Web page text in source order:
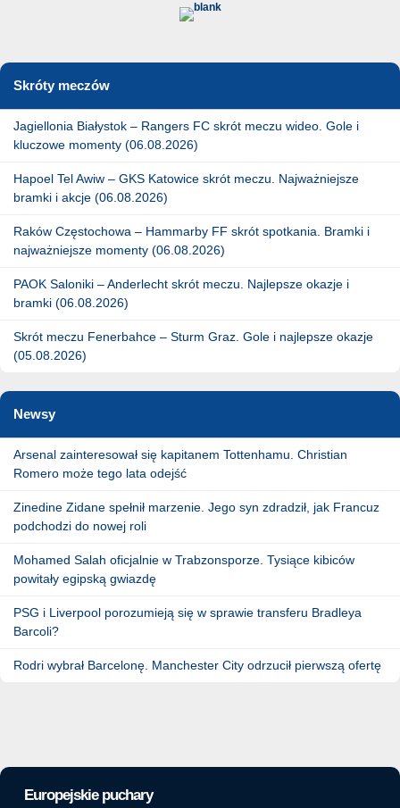
Skróty meczów
Jagiellonia Białystok – Rangers FC skrót meczu wideo. Gole i
kluczowe momenty (06.08.2026)
Hapoel Tel Awiw – GKS Katowice skrót meczu. Najważniejsze
bramki i akcje (06.08.2026)
Raków Częstochowa – Hammarby FF skrót spotkania. Bramki i
najważniejsze momenty (06.08.2026)
PAOK Saloniki – Anderlecht skrót meczu. Najlepsze okazje i
bramki (06.08.2026)
Skrót meczu Fenerbahce – Sturm Graz. Gole i najlepsze okazje
(05.08.2026)
Newsy
Arsenal zainteresował się kapitanem Tottenhamu. Christian
Romero może tego lata odejść
Zinedine Zidane spełnił marzenie. Jego syn zdradził, jak Francuz
podchodzi do nowej roli
Mohamed Salah oficjalnie w Trabzonsporze. Tysiące kibiców
powitały egipską gwiazdę
PSG i Liverpool porozumieją się w sprawie transferu Bradleya
Barcoli?
Rodri wybrał Barcelonę. Manchester City odrzucił pierwszą ofertę
Europejskie puchary